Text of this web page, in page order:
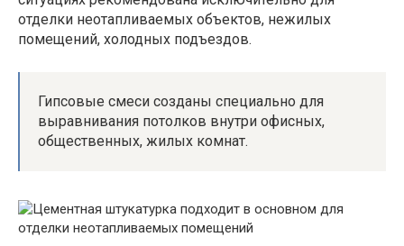
отделки неотапливаемых объектов, нежилых
помещений, холодных подъездов.
Гипсовые смеси созданы специально для
выравнивания потолков внутри офисных,
общественных, жилых комнат.